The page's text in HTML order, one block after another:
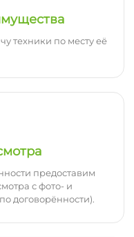
техники по месту её
предоставим
с фото- и
договорённости).